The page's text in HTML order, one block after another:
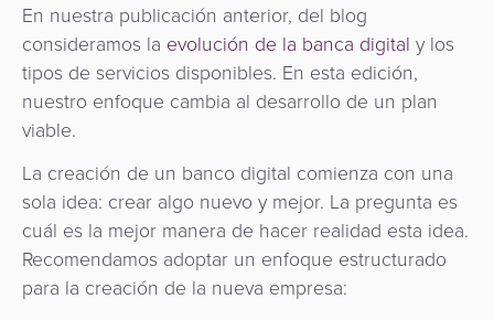
Facturación
SoftPOS
Gestión
de
riesgos
y
fraudes
y
fraudes
ACS
3D
secure
Comercio
electrónico
Cobro
automatizado
de
tarifas
Marketplace
Orquestación
de
Adquisición
de
Cajeros
Automáticos
como
Servicio
Adquisición
de
Puntos
Urbana
/
Transporte
Banco
Central
y
Switch
Nacional
En nuestra publicación anterior, del blog
consideramos la evolución de la banca digital y los
tipos de servicios disponibles. En esta edición,
nuestro enfoque cambia al desarrollo de un plan
viable.
La creación de un banco digital comienza con una
sola idea: crear algo nuevo y mejor. La pregunta es
cuál es la mejor manera de hacer realidad esta idea.
Recomendamos adoptar un enfoque estructurado
para la creación de la nueva empresa: